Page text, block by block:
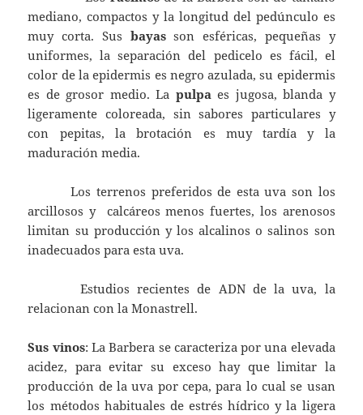
mediano, compactos y la longitud del pedúnculo es
muy corta. Sus bayasson esféricas, pequeñas y
uniformes, la separación del pedicelo es fácil, el
color de la epidermis es negro azulada, su epidermis
es de grosor medio. La pulpaes jugosa, blanda y
ligeramente coloreada, sin sabores particulares y
con pepitas, la brotación es muy tardía y la
maduración media.
Los terrenos preferidos de esta uva son los
arcillosos y calcáreos menos fuertes, los arenosos
limitan su producción y los alcalinos o salinos son
inadecuados para esta uva.
Estudios recientes de ADN de la uva, la
relacionan con la Monastrell.
Sus vinos: La Barbera se caracteriza por una elevada
acidez, para evitar su exceso hay que limitar la
producción de la uva por cepa, para lo cual se usan
los métodos habituales de estrés hídrico y la ligera